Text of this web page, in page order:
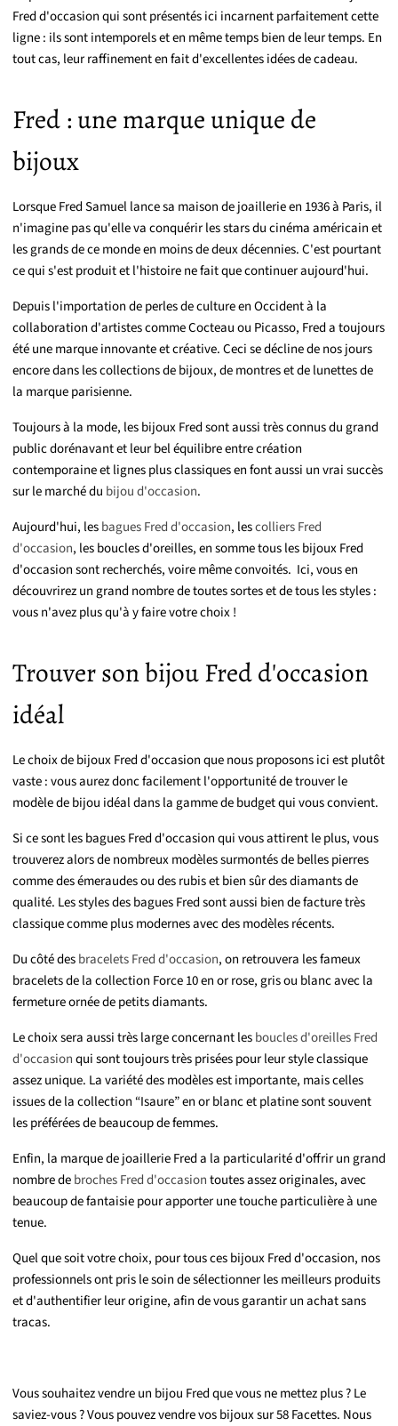
Fred d'occasion qui sont présentés ici incarnent parfaitement cette
ligne : ils sont intemporels et en même temps bien de leur temps. En
tout cas, leur raffinement en fait d'excellentes idées de cadeau.
Fred : une marque unique de
bijoux
Lorsque Fred Samuel lance sa maison de joaillerie en 1936 à Paris, il
n'imagine pas qu'elle va conquérir les stars du cinéma américain et
les grands de ce monde en moins de deux décennies. C'est pourtant
ce qui s'est produit et l'histoire ne fait que continuer aujourd'hui.
Depuis l'importation de perles de culture en Occident à la
collaboration d'artistes comme Cocteau ou Picasso, Fred a toujours
été une marque innovante et créative. Ceci se décline de nos jours
encore dans les collections de bijoux, de montres et de lunettes de
la marque parisienne.
Toujours à la mode, les bijoux Fred sont aussi très connus du grand
public dorénavant et leur bel équilibre entre création
contemporaine et lignes plus classiques en font aussi un vrai succès
sur le marché du bijou d'occasion.
Aujourd'hui, lesbagues Fred d'occasion, lescolliers Fred
d'occasion, les boucles d'oreilles, en somme tous les bijoux Fred
d'occasion sont recherchés, voire même convoités. Ici, vous en
découvrirez un grand nombre de toutes sortes et de tous les styles :
vous n'avez plus qu'à y faire votre choix !
Trouver son bijou Fred d'occasion
idéal
Le choix de bijoux Fred d'occasion que nous proposons ici est plutôt
vaste : vous aurez donc facilement l'opportunité de trouver le
modèle de bijou idéal dans la gamme de budget qui vous convient.
Si ce sont les bagues Fred d'occasion qui vous attirent le plus, vous
trouverez alors de nombreux modèles surmontés de belles pierres
comme des émeraudes ou des rubis et bien sûr des diamants de
qualité. Les styles des bagues Fred sont aussi bien de facture très
classique comme plus modernes avec des modèles récents.
Du côté desbracelets Fred d'occasion, on retrouvera les fameux
bracelets de la collection Force 10 en or rose, gris ou blanc avec la
fermeture ornée de petits diamants.
Le choix sera aussi très large concernant lesboucles d'oreilles Fred
d'occasionqui sont toujours très prisées pour leur style classique
assez unique. La variété des modèles est importante, mais celles
issues de la collection “Isaure” en or blanc et platine sont souvent
les préférées de beaucoup de femmes.
Enfin, la marque de joaillerie Fred a la particularité d'offrir un grand
nombre debroches Fred d'occasiontoutes assez originales, avec
beaucoup de fantaisie pour apporter une touche particulière à une
tenue.
Quel que soit votre choix, pour tous ces bijoux Fred d'occasion, nos
professionnels ont pris le soin de sélectionner les meilleurs produits
et d'authentifier leur origine, afin de vous garantir un achat sans
tracas.
Vous souhaitez vendre un bijou Fred que vous ne mettez plus ? Le
saviez-vous ? Vous pouvez vendre vos bijoux sur 58 Facettes. Nous